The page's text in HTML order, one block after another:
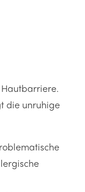
Hautbarriere.
die unruhige